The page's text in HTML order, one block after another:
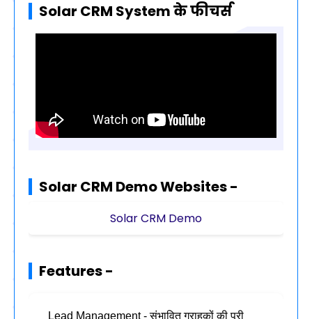
Solar CRM System के फीचर्स
Solar CRM Demo Websites -
Solar CRM Demo
Features -
Lead Management - संभावित ग्राहकों की पूरी